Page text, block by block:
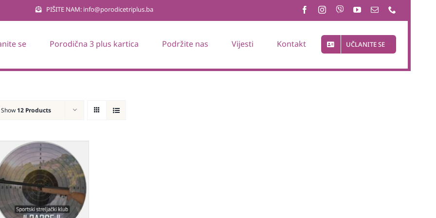
PIŠITE NAM: info@porodicetriplus.ba
se Porodična 3 plus kartica Podržite nas Vijesti Kontakt UČLANITE SE
Show 12 Products